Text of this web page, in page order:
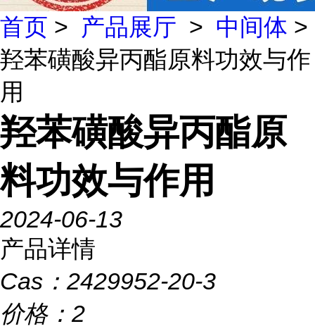
首页 > 产品展厅 > 中间体 >
羟苯磺酸异丙酯原料功效与作
用
羟苯磺酸异丙酯原
料功效与作用
2024-06-13
产品详情
Cas： 2429952-20-3
价格： 2